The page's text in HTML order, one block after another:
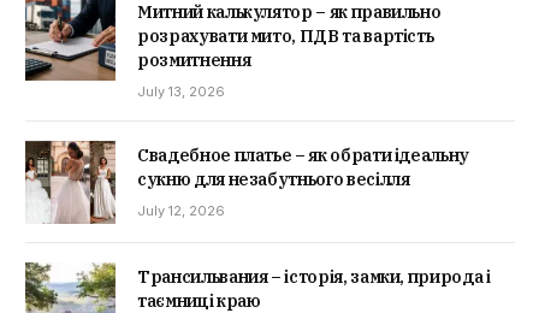
Митний калькулятор – як правильно
розрахувати мито, ПДВ та вартість
розмитнення
July 13, 2026
Свадебное платье – як обрати ідеальну
сукню для незабутнього весілля
July 12, 2026
Трансильвания – історія, замки, природа і
таємниці краю